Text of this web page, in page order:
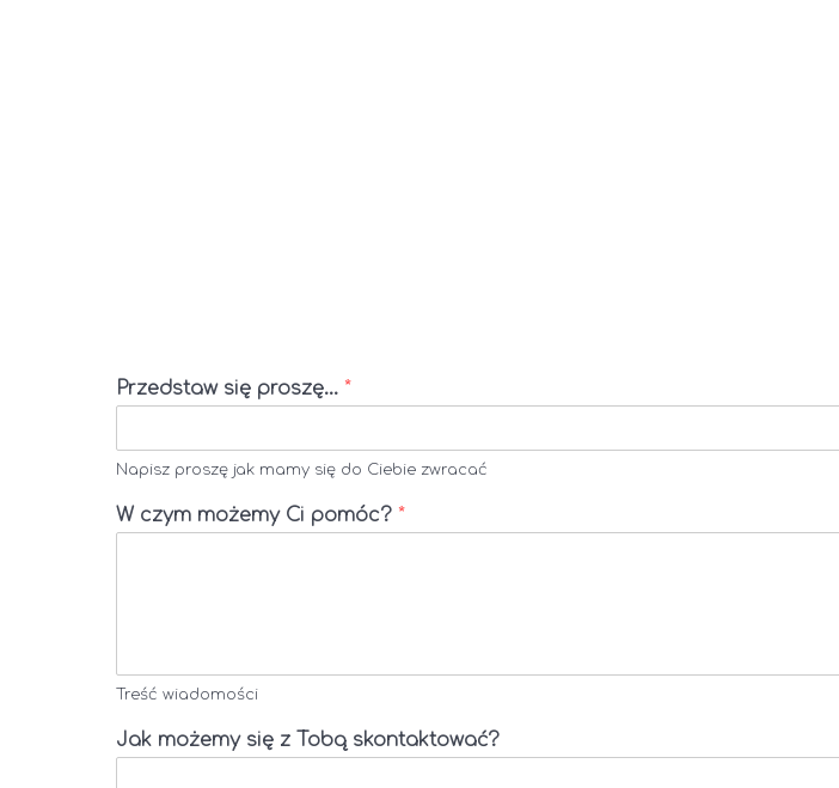
Przedstaw się proszę... *
Napisz proszę jak mamy się do Ciebie zwracać
W czym możemy Ci pomóc? *
Treść wiadomości
Jak możemy się z Tobą skontaktować?